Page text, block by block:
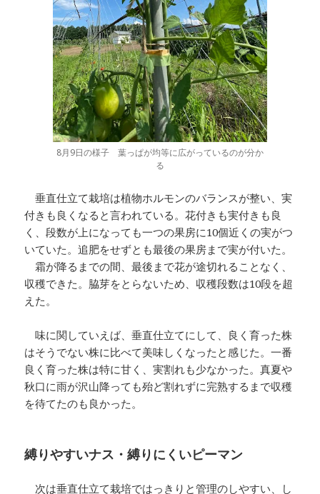
8月9日の様子 葉っぱが均等に広がっているのが分か
る
垂直仕立て栽培は植物ホルモンのバランスが整い、実
付きも良くなると言われている。花付きも実付きも良
く、段数が上になっても一つの果房に10個近くの実がつ
いていた。追肥をせずとも最後の果房まで実が付いた。
霜が降るまでの間、最後まで花が途切れることなく、
収穫できた。脇芽をとらないため、収穫段数は10段を超
えた。
味に関していえば、垂直仕立てにして、良く育った株
はそうでない株に比べて美味しくなったと感じた。一番
良く育った株は特に甘く、実割れも少なかった。真夏や
秋口に雨が沢山降っても殆ど割れずに完熟するまで収穫
を待てたのも良かった。
縛りやすいナス・縛りにくいピーマン
次は垂直仕立て栽培ではっきりと管理のしやすい、し